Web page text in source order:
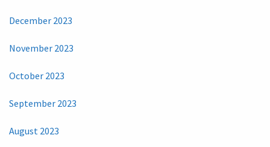
December 2023
November 2023
October 2023
September 2023
August 2023